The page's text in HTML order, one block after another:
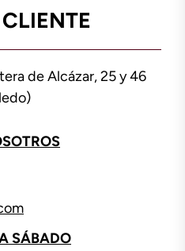
de Alcázar, 25 y 46
SÁBADO